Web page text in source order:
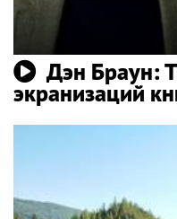
Дэн Браун:
экранизаций